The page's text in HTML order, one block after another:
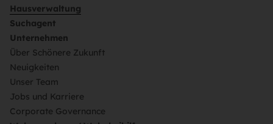
Hausverwaltung
Suchagent
Unternehmen
Über Schönere Zukunft
Neuigkeiten
Unser Team
Jobs und Karriere
Corporate Governance